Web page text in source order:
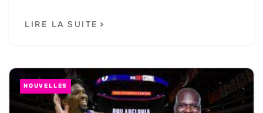
LIRE LA SUITE
NOUVELLES